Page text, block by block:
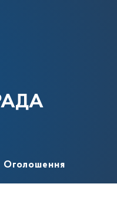
Оголошення